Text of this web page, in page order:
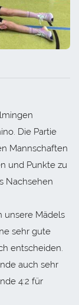
Die Partie
Mannschaften
und Punkte zu
Nachsehen
unsere Mädels
sehr gute
entscheiden.
auch sehr
4:2 für